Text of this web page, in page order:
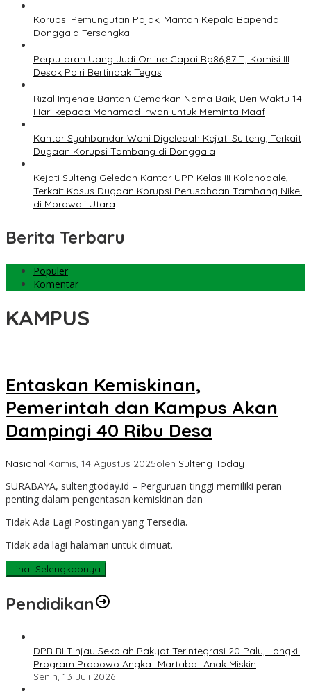
Korupsi Pemungutan Pajak, Mantan Kepala Bapenda
Donggala Tersangka
Perputaran Uang Judi Online Capai Rp86,87 T, Komisi III
Desak Polri Bertindak Tegas
Rizal Intjenae Bantah Cemarkan Nama Baik, Beri Waktu 14
Hari kepada Mohamad Irwan untuk Meminta Maaf
Kantor Syahbandar Wani Digeledah Kejati Sulteng, Terkait
Dugaan Korupsi Tambang di Donggala
Kejati Sulteng Geledah Kantor UPP Kelas III Kolonodale,
Terkait Kasus Dugaan Korupsi Perusahaan Tambang Nikel
di Morowali Utara
Berita Terbaru
Populer
Komentar
KAMPUS
Entaskan Kemiskinan,
Pemerintah dan Kampus Akan
Dampingi 40 Ribu Desa
Nasional|Kamis, 14 Agustus 2025oleh Sulteng Today
SURABAYA, sultengtoday.id – Perguruan tinggi memiliki peran
penting dalam pengentasan kemiskinan dan
Tidak Ada Lagi Postingan yang Tersedia.
Tidak ada lagi halaman untuk dimuat.
Lihat Selengkapnya
Pendidikan
DPR RI Tinjau Sekolah Rakyat Terintegrasi 20 Palu, Longki:
Program Prabowo Angkat Martabat Anak Miskin
Senin, 13 Juli 2026